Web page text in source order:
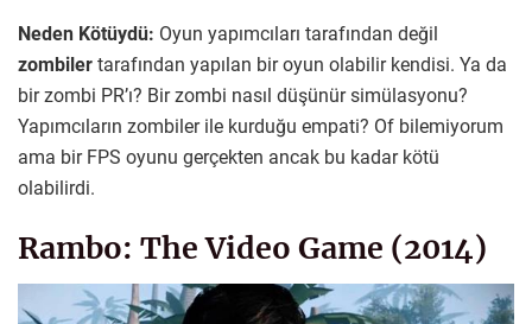
Neden Kötüydü: Oyun yapımcıları tarafından değil
zombiler tarafından yapılan bir oyun olabilir kendisi. Ya da
bir zombi PR’ı? Bir zombi nasıl düşünür simülasyonu?
Yapımcıların zombiler ile kurduğu empati? Of bilemiyorum
ama bir FPS oyunu gerçekten ancak bu kadar kötü
olabilirdi.
Rambo: The Video Game (2014)